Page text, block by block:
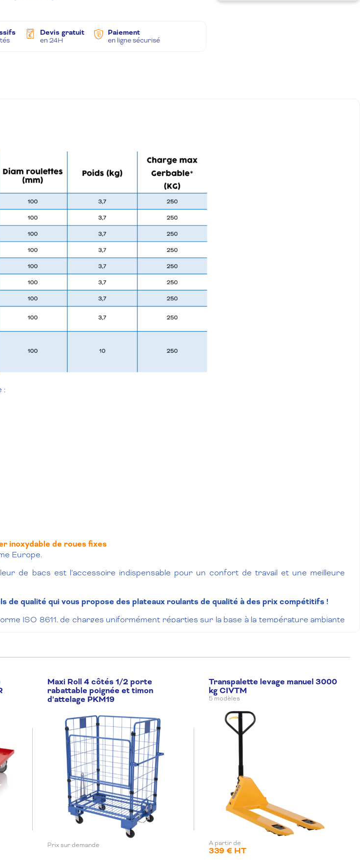
Devis gratuit
en 24H
Paiement
en ligne sécurisé
:
inoxydable de roues fixes
Europe.
de bacs est l’accessoire indispensable pour un confort de travail et une meilleure
de qualité qui vous propose des plateaux roulants de qualité à des prix compétitifs !
ISO 8611, de charges uniformément réparties sur la base à la température ambiante
Maxi Roll 4 côtés 1/2 porte
rabattable poignée et timon
d’attelage PKM19
Prix sur demande
Transpalette levage manuel 3000
kg CIVTM
5 modèles
A partir de
339 € HT